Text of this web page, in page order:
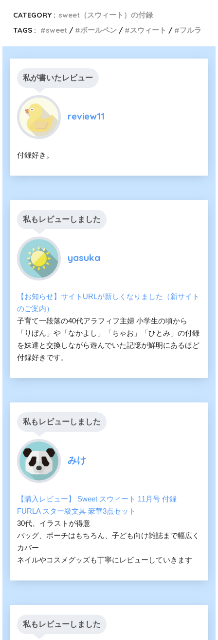
CATEGORY : sweet（スウィート）の付録
TAGS :
sweet ボールペン スウィート フルラ
私が書いたレビュー
review11
付録好き。
私もレビューしました
yasuka
【お知らせ】サイトURLが新しくなりました（新サイト
のご案内）
子育て一段落の40代アラフィフ主婦 小学生の頃から
「りぼん」や「なかよし」「ちゃお」「ひとみ」の付録
を妹達と交換しながら遊んでいた記憶が鮮明にあるほど
付録好きです。
私もレビューしました
みけ
【購入レビュー】 Sweet スウィート 11月号 付録
FURLA スター級文具 豪華3点セット
30代、イラストが得意
バッグ、ポーチはもちろん、子ども向け雑誌まで幅広く
カバー
ネイルやコスメグッズも丁寧にレビューしていきます
私もレビューしました